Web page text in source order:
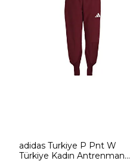
adidas Turkiye P Pnt W
Türkiye Kadın Antrenman